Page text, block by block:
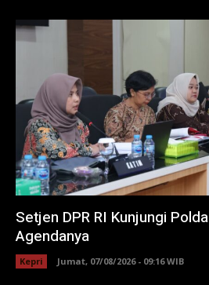
Setjen DPR RI Kunjungi
Agendanya
Kepri Jumat, 07/08/2026 - 09:16 WIB